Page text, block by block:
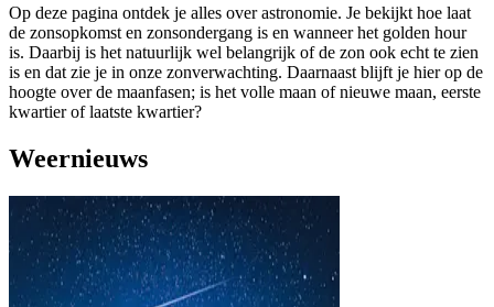
Op deze pagina ontdek je alles over astronomie. Je bekijkt hoe laat
de zonsopkomst en zonsondergang is en wanneer het golden hour
is. Daarbij is het natuurlijk wel belangrijk of de zon ook echt te zien
is en dat zie je in onze zonverwachting. Daarnaast blijft je hier op de
hoogte over de maanfasen; is het volle maan of nieuwe maan, eerste
kwartier of laatste kwartier?
Weernieuws